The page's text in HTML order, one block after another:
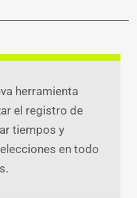
herramienta
el registro de
tiempos y
en todo